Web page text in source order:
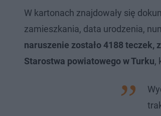
W kartonach znajdowały się
zamieszkania, data urodzenia,
naruszenie zostało 4188 teczek,
Starostwa powiatowego w Turku,